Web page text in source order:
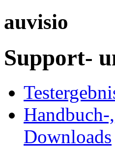
auvisio
Support-
Downloads